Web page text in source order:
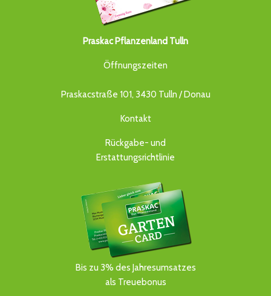
Praskac Pflanzenland Tulln
Öffnungszeiten
Praskacstraße 101, 3430 Tulln / Donau
Kontakt
Rückgabe- und
Erstattungsrichtlinie
Bis zu 3% des Jahresumsatzes
als Treuebonus